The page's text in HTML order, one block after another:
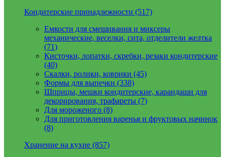
Кондитерские принадлежности (517)
Емкости для смешивания и миксеры
механические, веселки, сита, отделители желтка
(71)
Кисточки, лопатки, скребки, резаки кондитерские
(40)
Скалки, ролики, коврики (45)
Формы для выпечки (338)
Шприцы, мешки кондитерские, карандаши для
декорирования, трафареты (7)
Для мороженого (8)
Для приготовления варенья и фруктовых начинок
(8)
Хранение на кухне (857)